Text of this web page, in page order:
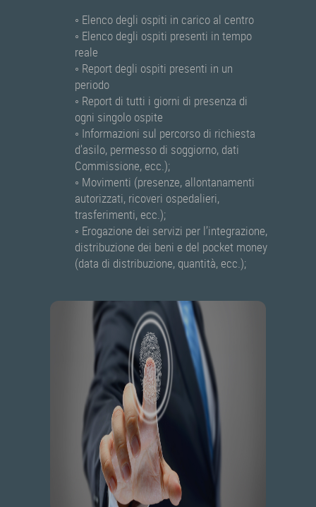
◦ Elenco degli ospiti in carico al centro
◦ Elenco degli ospiti presenti in tempo
reale
◦ Report degli ospiti presenti in un
periodo
◦ Report di tutti i giorni di presenza di
ogni singolo ospite
◦ Informazioni sul percorso di richiesta
d’asilo, permesso di soggiorno, dati
Commissione, ecc.);
◦ Movimenti (presenze, allontanamenti
autorizzati, ricoveri ospedalieri,
trasferimenti, ecc.);
◦ Erogazione dei servizi per l’integrazione,
distribuzione dei beni e del pocket money
(data di distribuzione, quantità, ecc.);